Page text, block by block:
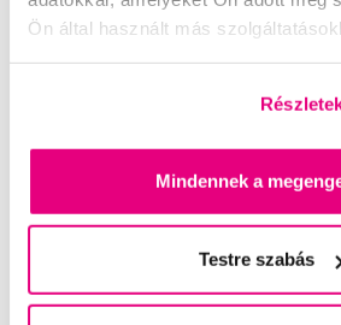
Ön által használt más
Mindennek a
Testre szabás